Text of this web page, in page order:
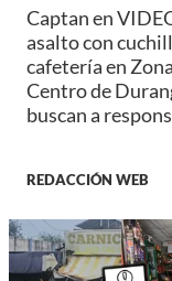
Captan en
asalto con
cafetería en Zona
Centro de
buscan a
REDACCIÓN WEB